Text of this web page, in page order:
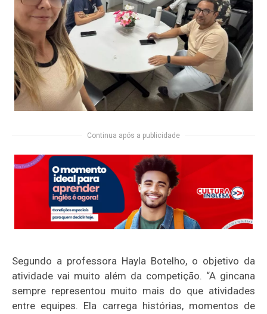
Continua após a publicidade
Segundo a professora Hayla Botelho, o objetivo da
atividade vai muito além da competição. “A gincana
sempre representou muito mais do que atividades
entre equipes. Ela carrega histórias, momentos de